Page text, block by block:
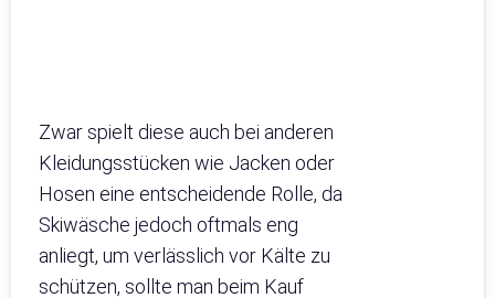
Zwar spielt diese auch bei anderen
Kleidungsstücken wie Jacken oder
Hosen eine entscheidende Rolle, da
Skiwäsche jedoch oftmals eng
anliegt, um verlässlich vor Kälte zu
schützen, sollte man beim Kauf